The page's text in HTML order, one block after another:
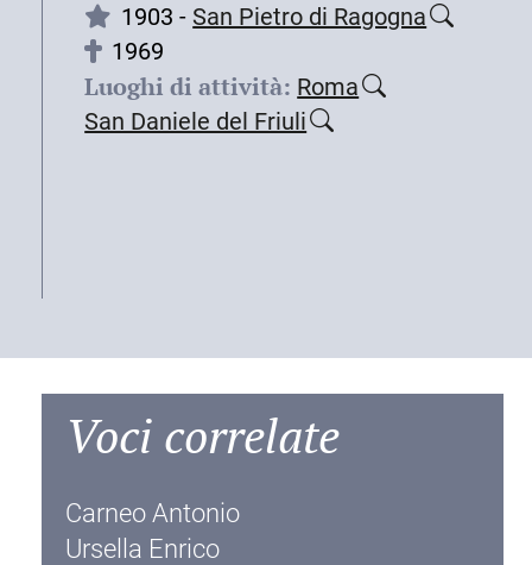
1903 - San Pietro di Ragogna
1969
Luoghi di attività: Roma
San Daniele del Friuli
Voci correlate
Carneo Antonio
Ursella Enrico